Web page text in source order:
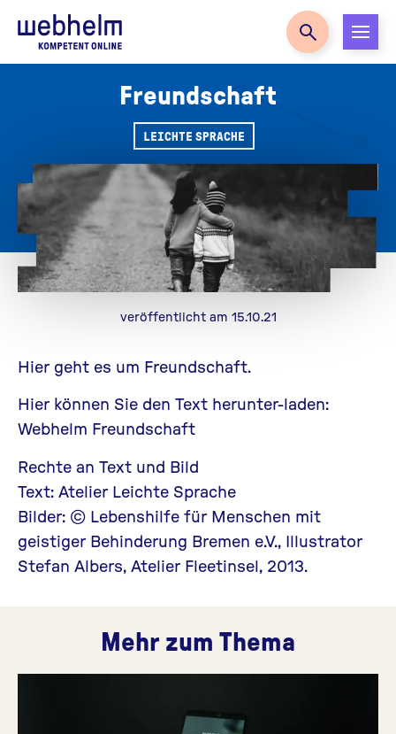
Zur Startseite
Freundschaft
LEICHTE SPRACHE
veröffentlicht am 15.10.21
Hier geht es um Freundschaft.
Hier können Sie den Text herunter-laden:
Webhelm Freundschaft
Rechte an Text und Bild
Text: Atelier Leichte Sprache
Bilder: © Lebenshilfe für Menschen mit
geistiger Behinderung Bremen e.V., Illustrator
Stefan Albers, Atelier Fleetinsel, 2013.
Mehr zum Thema